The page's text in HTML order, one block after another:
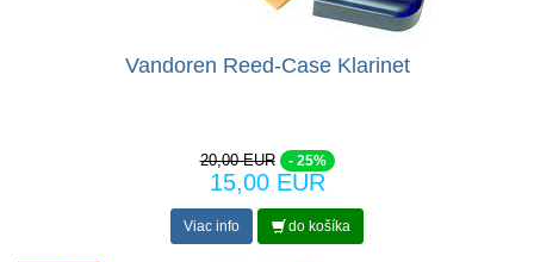
Vandoren Reed-Case Klarinet
20,00 EUR - 25%
15,00 EUR
Viac info do košíka